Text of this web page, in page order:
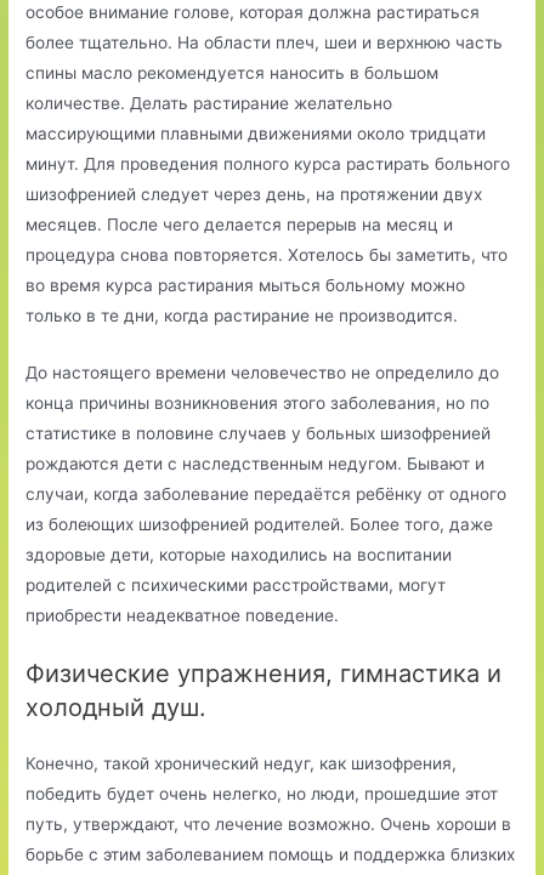
особое внимание голове, которая должна растираться
более тщательно. На области плеч, шеи и верхнюю часть
спины масло рекомендуется наносить в большом
количестве. Делать растирание желательно
массирующими плавными движениями около тридцати
минут. Для проведения полного курса растирать больного
шизофренией следует через день, на протяжении двух
месяцев. После чего делается перерыв на месяц и
процедура снова повторяется. Хотелось бы заметить, что
во время курса растирания мыться больному можно
только в те дни, когда растирание не производится.
До настоящего времени человечество не определило до
конца причины возникновения этого заболевания, но по
статистике в половине случаев у больных шизофренией
рождаются дети с наследственным недугом. Бывают и
случаи, когда заболевание передаётся ребёнку от одного
из болеющих шизофренией родителей. Более того, даже
здоровые дети, которые находились на воспитании
родителей с психическими расстройствами, могут
приобрести неадекватное поведение.
Физические упражнения, гимнастика и
холодный душ.
Конечно, такой хронический недуг, как шизофрения,
победить будет очень нелегко, но люди, прошедшие этот
путь, утверждают, что лечение возможно. Очень хороши в
борьбе с этим заболеванием помощь и поддержка близких